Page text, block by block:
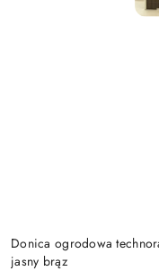
Donica ogrodowa
jasny brąz